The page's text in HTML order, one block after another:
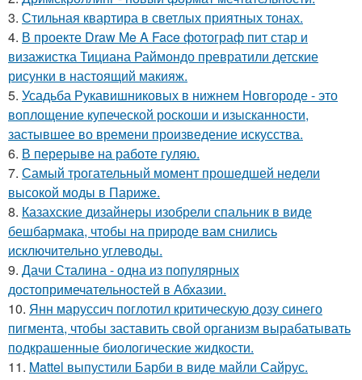
3. Стильная квартира в светлых приятных тонах.
4. В проекте Draw Me A Face фотограф пит стар и
визажистка Тициана Раймондо превратили детские
рисунки в настоящий макияж.
5. Усадьба Рукавишниковых в нижнем Новгороде - это
воплощение купеческой роскоши и изысканности,
застывшее во времени произведение искусства.
6. В перерыве на работе гуляю.
7. Самый трогательный момент прошедшей недели
высокой моды в Париже.
8. Казахские дизайнеры изобрели спальник в виде
бешбармака, чтобы на природе вам снились
исключительно углеводы.
9. Дачи Сталина - одна из популярных
достопримечательностей в Абхазии.
10. Янн маруссич поглотил критическую дозу синего
пигмента, чтобы заставить свой организм вырабатывать
подкрашенные биологические жидкости.
11. Mattel выпустили Барби в виде майли Сайрус.